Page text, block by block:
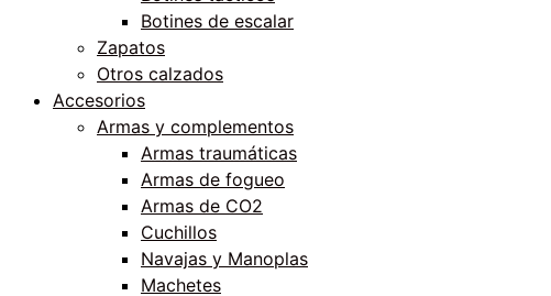
Botines de escalar
Zapatos
Otros calzados
Accesorios
Armas y complementos
Armas traumáticas
Armas de fogueo
Armas de CO2
Cuchillos
Navajas y Manoplas
Machetes